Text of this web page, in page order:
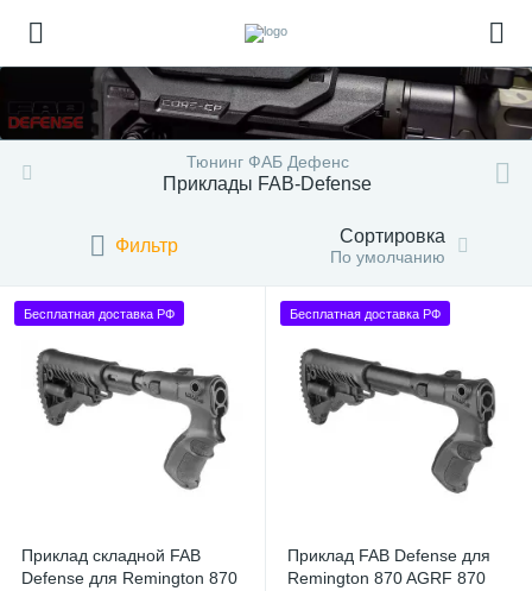
Тюнинг ФАБ Дефенс
Приклады FAB-Defense
Фильтр Сортировка
По умолчанию
Бесплатная доставка РФ
Приклад складной FAB
Defense для Remington 870
Бесплатная доставка РФ
Приклад FAB Defense для
Remington 870 AGRF 870